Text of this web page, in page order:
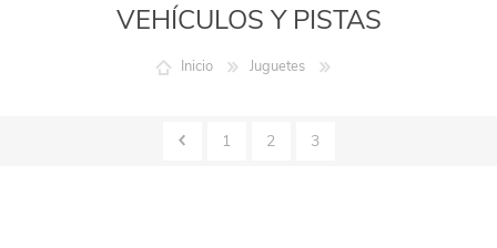
VEHÍCULOS Y PISTAS
Inicio Juguetes
1 2 3